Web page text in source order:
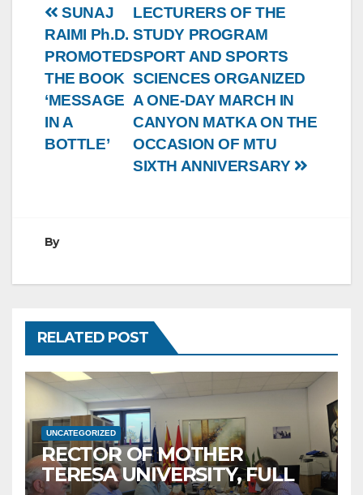
Post
navigation
LECTURERS OF THE
STUDY PROGRAM
SPORT AND SPORTS
SCIENCES ORGANIZED
A ONE-DAY MARCH IN
CANYON MATKA ON THE
OCCASION OF MTU
SIXTH ANNIVERSARY
SUNAJ
RAIMI Ph.D.
PROMOTED
THE BOOK
‘MESSAGE
IN A
BOTTLE’
By
RELATED POST
UNCATEGORIZED
RECTOR OF MOTHER
TERESA UNIVERSITY, FULL